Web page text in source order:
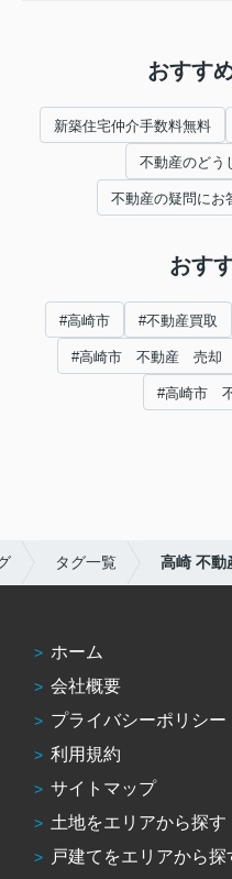
おすす
新築住宅仲介手数料無料
不動産のどう
不動産の疑問にお
おす
#高崎市 #不動産買取
#高崎市 不動産 売却
#高崎市
タグ一覧 高崎 不動
ホーム
会社概要
プライバシーポリシー
利用規約
サイトマップ
土地をエリアから探す
戸建てをエリアから探